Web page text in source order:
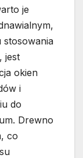
je
stosowania
jest
okien
i
do
Drewno
co